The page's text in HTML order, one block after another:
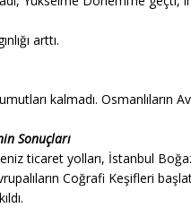
arttı.
kalmadı. Osmanlıların
Sonuçları
ticaret yolları, İstanbul
Coğrafi Keşifleri